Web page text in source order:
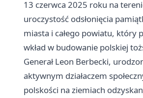
13 czerwca 2025 roku na
uroczystość odsłonięcia
miasta i całego powiatu, który
wkład w budowanie polskiej
Generał Leon Berbecki,
aktywnym działaczem
polskości na ziemiach